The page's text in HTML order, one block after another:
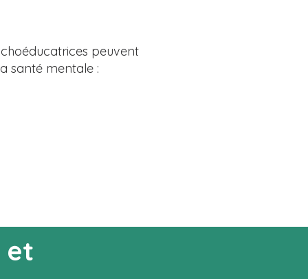
peuvent
santé mentale :
et